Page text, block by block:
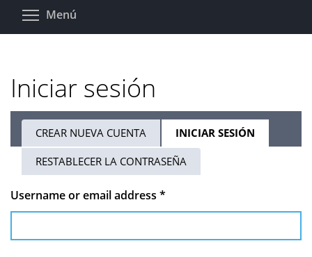
Pasar
Menú
Iniciar sesión
Solapas
principales
CREAR NUEVA CUENTA INICIAR SESIÓN
ACTIVA)
RESTABLECER LA CONTRASEÑA
Username or email address *